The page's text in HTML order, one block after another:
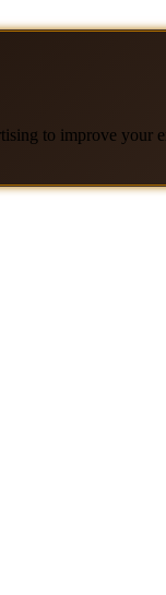
to improve your